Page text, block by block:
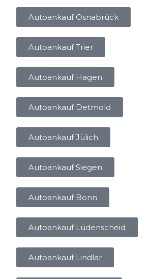
Autoankauf Osnabrück
Autoankauf Trier
Autoankauf Hagen
Autoankauf Detmold
Autoankauf Jülich
Autoankauf Siegen
Autoankauf Bonn
Autoankauf Lüdenscheid
Autoankauf Lindlar